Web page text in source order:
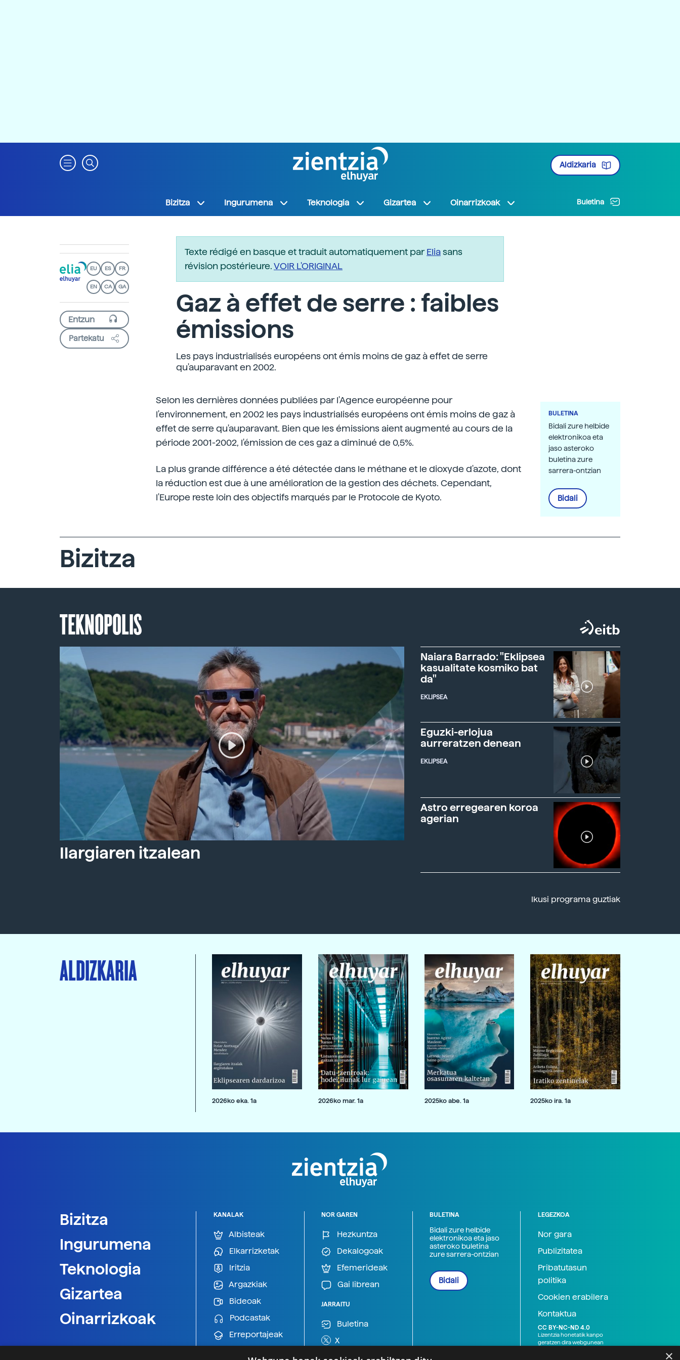
Aldizkaria
Bizitza Ingurumena Teknologia Gizartea Oinarrizkoak Buletina
EU ES FR
EN CA GA
Partekatu
Texte rédigé en basque et traduit automatiquement parEliasans
révision postérieure.VOIR L'ORIGINAL
Gaz à effet de serre : faibles
émissions
Les pays industrialisés européens ont émis moins de gaz à effet de serre
qu'auparavant en 2002.
Selon les dernières données publiées par l'Agence européenne pour
l'environnement, en 2002 les pays industrialisés européens ont émis moins de gaz à
effet de serre qu'auparavant. Bien que les émissions aient augmenté au cours de la
période 2001-2002, l'émission de ces gaz a diminué de 0,5%.
La plus grande différence a été détectée dans le méthane et le dioxyde d'azote, dont
la réduction est due à une amélioration de la gestion des déchets. Cependant,
l'Europe reste loin des objectifs marqués par le Protocole de Kyoto.
BULETINA
Bidali zure helbide
elektronikoa eta
jaso asteroko
buletina zure
sarrera-ontzian
Bidali
Bizitza
TEKNOPOLIS
Ilargiaren itzalean
Naiara Barrado: "Eklipsea
kasualitate kosmiko bat
da"
EKLIPSEA
Eguzki-erlojua
aurreratzen denean
EKLIPSEA
Astro erregearen koroa
agerian
Ikusi programa guztiak
ALDIZKARIA
2026ko eka. 1a 2026ko mar. 1a 2025ko abe. 1a 2025ko ira. 1a
Bizitza
Ingurumena
Teknologia
Gizartea
Oinarrizkoak
KANALAK
Albisteak
Elkarrizketak
Iritzia
Argazkiak
Bideoak
Podcastak
Erreportajeak
NOR GAREN
Hezkuntza
Dekalogoak
Efemerideak
Gai librean
JARRAITU
Buletina
X
BlueSky
BULETINA
Bidali zure helbide
elektronikoa eta jaso
asteroko buletina
zure sarrera-ontzian
Bidali
LEGEZKOA
Nor gara
Publizitatea
Pribatutasun
politika
Cookien erabilera
Kontaktua
CC BY-NC-ND 4.0
Lizentzia honetatik kanpo
geratzen dira webgunean
×